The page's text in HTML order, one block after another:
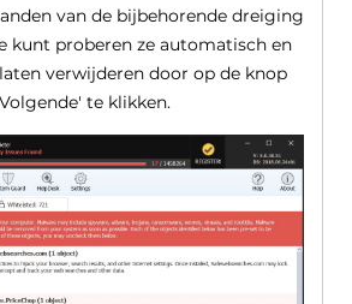
van de bijbehorende dreiging
kunt proberen ze automatisch en
verwijderen door op de knop
te klikken.